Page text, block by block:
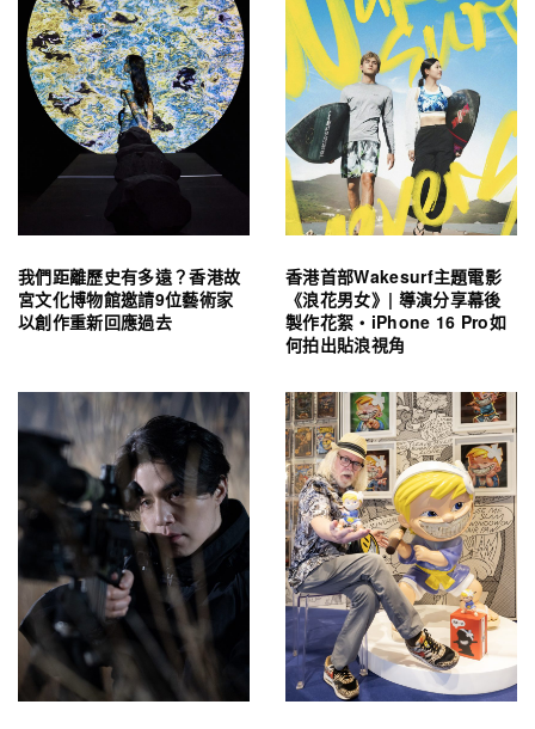
我們距離歷史有多遠？香港故
宮文化博物館邀請9位藝術家
以創作重新回應過去
香港首部Wakesurf主題電影
《浪花男女》| 導演分享幕後
製作花絮・iPhone 16 Pro如
何拍出貼浪視角